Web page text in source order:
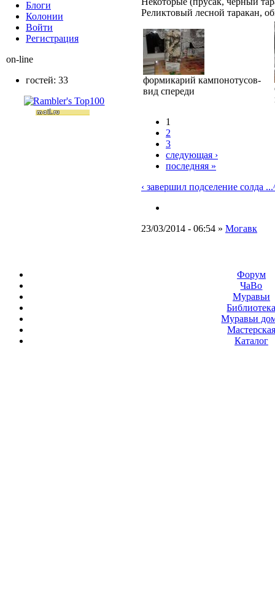
Реликтовый лесной таракан,
формикарий кампонотусов-
вид спереди
1
2
3
следующая ›
последняя »
‹ завершил подселение солда ...
23/03/2014 - 06:54 » Могавк
Блоги
Колонии
Войти
Peгиcтpaция
on-line
гостей: 33
Форум
ЧаВо
Муравьи
Муравьи
Мастерская
Каталог